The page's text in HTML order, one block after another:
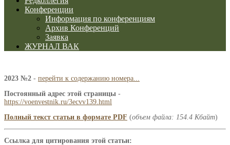
Конференции
Информация по конференциям
Архив Конференций
Заявка
ЖУРНАЛ ВАК
2023 №2 - перейти к содержанию номера...
Постоянный адрес этой страницы -
https://voenvestnik.ru/3ecvv139.html
Полный текст статьи в формате PDF (объем файла: 154.4 Кбайт)
Ссылка для цитирования этой статьи: